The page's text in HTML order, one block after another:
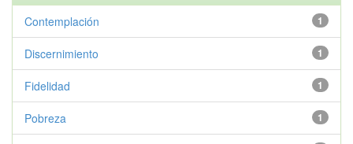
1
Contemplación
1
Discernimiento
1
Fidelidad
1
Pobreza